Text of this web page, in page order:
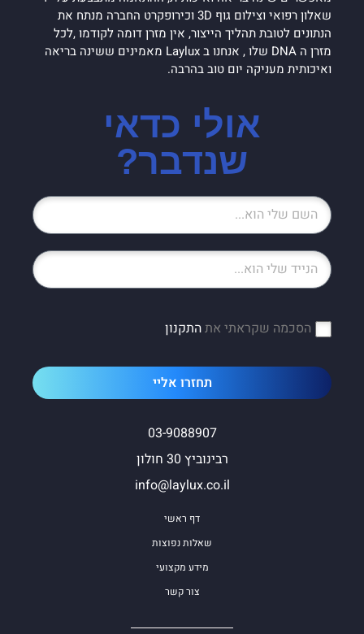
שאלון רפואי וצילום גוף 3D וכירופקרט החברה מנתח את
הנתונים לטובת תהליך הייצור, אין מזרן דומה לקודמו ,לכל
מזרן ה DNA שלו , אנחנו ב Laylux מאמינים ששינה בריאה
ואיכותית מעניקה יום טוב בהרבה.
אולי כדאי
שנדבר?
הסכמה שקראתי אתהתקנון
תחזרו אליי
03-9088907
רבינוביץ 30 חולון
info@laylux.co.il
דף ראשי
שאלות נפוצות
מידע מקצועי
צור קשר